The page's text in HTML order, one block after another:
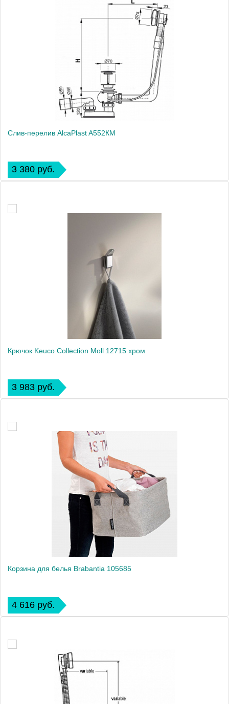
Слив-перелив AlcaPlast A552КM
3 380 руб.
Крючок Keuco Collection Moll 12715 хром
3 983 руб.
Корзина для белья Brabantia 105685
4 616 руб.